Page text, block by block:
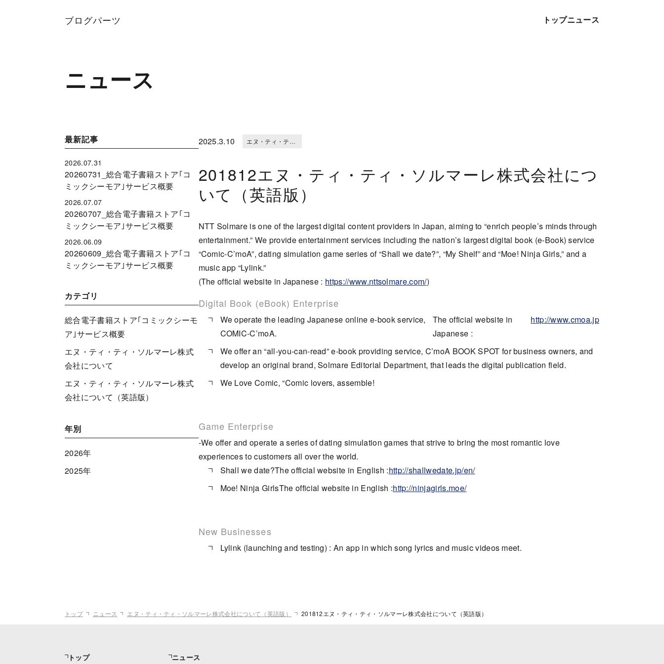
ブログパーツ トップニュース
ニュース
最新記事
2026.07.31
20260731_総合電子書籍ストア｢コ
ミックシーモア｣サービス概要
2026.07.07
20260707_総合電子書籍ストア｢コ
ミックシーモア｣サービス概要
2026.06.09
20260609_総合電子書籍ストア｢コ
ミックシーモア｣サービス概要
カテゴリ
総合電子書籍ストア｢コミックシーモ
ア｣サービス概要
エヌ・ティ・ティ・ソルマーレ株式
会社について
エヌ・ティ・ティ・ソルマーレ株式
会社について（英語版）
年別
2026年
2025年
2025.3.10 エヌ・ティ・ティ・ソルマーレ株式会社について（英語版）
201812エヌ・ティ・ティ・ソルマーレ株式会社につ
いて（英語版）
NTT Solmare is one of the largest digital content providers in Japan, aiming to “enrich people’s minds through
entertainment.” We provide entertainment services including the nation’s largest digital book (e-Book) service
“Comic-C’moA”, dating simulation game series of “Shall we date?”, “My Shelf” and “Moe! Ninja Girls,” and a
music app “Lylink.”
(The official website in Japanese : https://www.nttsolmare.com/)
Digital Book (eBook) Enterprise
We operate the leading Japanese online e-book service,
COMIC-C’moA.
The official website in
Japanese :
http://www.cmoa.jp
We offer an “all-you-can-read” e-book providing service, C’moA BOOK SPOT for business owners, and
develop an original brand, Solmare Editorial Department, that leads the digital publication field.
We Love Comic, “Comic lovers, assemble!
Game Enterprise
-We offer and operate a series of dating simulation games that strive to bring the most romantic love
experiences to customers all over the world.
Shall we date?The official website in English :http://shallwedate.jp/en/
Moe! Ninja GirlsThe official website in English :http://ninjagirls.moe/
New Businesses
Lylink (launching and testing) : An app in which song lyrics and music videos meet.
トップ ニュース エヌ・ティ・ティ・ソルマーレ株式会社について（英語版） 201812エヌ・ティ・ティ・ソルマーレ株式会社について（英語版）
トップ ニュース